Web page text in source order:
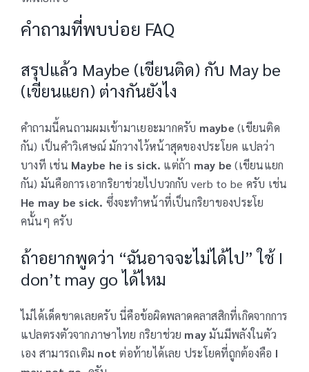
คำถามที่พบบ่อย FAQ
สรุปแล้ว Maybe (เขียนติด) กับ May be
(เขียนแยก) ต่างกันยังไง
คำถามนี้คนถามผมเข้ามาเยอะมากครับ maybe (เขียนติด
กัน) เป็นคำวิเศษณ์ มักวางไว้หน้าสุดของประโยค แปลว่า
บางที เช่น Maybe he is sick. แต่ถ้า may be (เขียนแยก
กัน) มันคือการเอากริยาช่วยไปบวกกับ verb to be ครับ เช่น
He may be sick. ซึ่งจะทำหน้าที่เป็นกริยาของประโย
คนั้นๆ ครับ
ถ้าอยากพูดว่า “ฉันอาจจะไม่ได้ไป” ใช้ I
don’t may go ได้ไหม
ไม่ได้เด็ดขาดเลยครับ นี่คือข้อผิดพลาดคลาสสิกที่เกิดจากการ
แปลตรงตัวจากภาษาไทย กริยาช่วย mayมันมีพลังในตัว
เอง สามารถเติม not ต่อท้ายได้เลย ประโยคที่ถูกต้องคือ I